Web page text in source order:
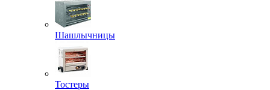
Шашлычницы
Тостеры